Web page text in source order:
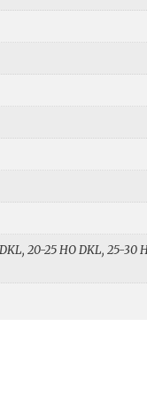
20-25 HO DKL, 25-30